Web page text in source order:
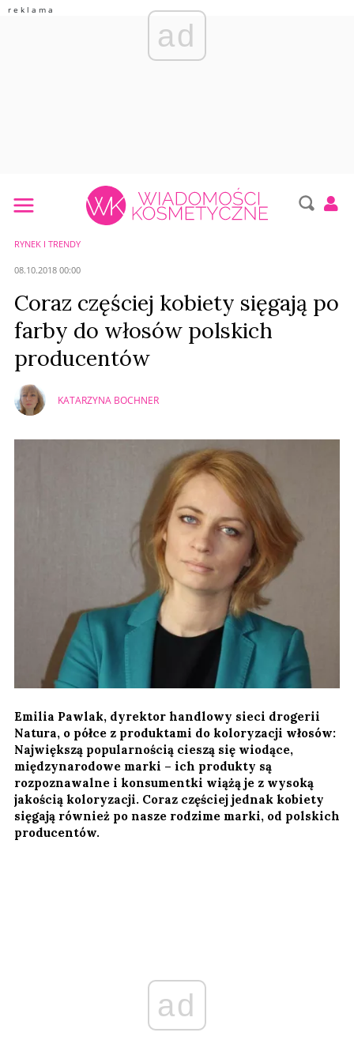
ad
RYNEK I TRENDY
08.10.2018 00:00
Coraz częściej kobiety sięgają po
farby do włosów polskich
producentów
KATARZYNA BOCHNER
Emilia Pawlak, dyrektor handlowy sieci drogerii
Natura, o półce z produktami do koloryzacji włosów:
Największą popularnością cieszą się wiodące,
międzynarodowe marki – ich produkty są
rozpoznawalne i konsumentki wiążą je z wysoką
jakością koloryzacji. Coraz częściej jednak kobiety
sięgają również po nasze rodzime marki, od polskich
producentów.
ad